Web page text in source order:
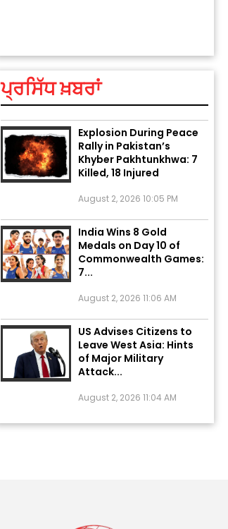
ਪ੍ਰਸਿੱਧ ਖ਼ਬਰਾਂ
ਗ੍ਰਹਿਆਂ ਦੀ...
August 5, 2026 6:23 AM
Explosion During Peace
Rally in Pakistan’s
Khyber Pakhtunkhwa: 7
Killed, 18 Injured
India Wins 8 Gold
Medals on Day 10 of
Commonwealth Games:
7...
US Advises Citizens to
Leave West Asia: Hints
of Major Military
Attack...
Unique Wedding: Twin